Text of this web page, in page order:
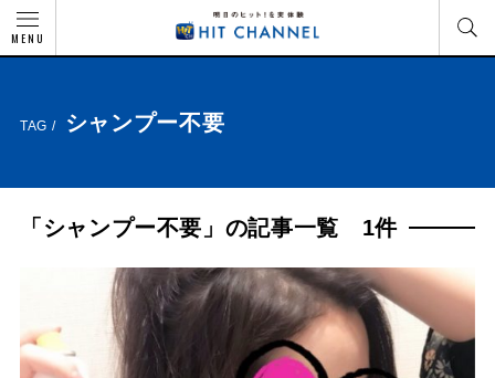
MENU
TAG / シャンプー不要
「シャンプー不要」の記事一覧 1件